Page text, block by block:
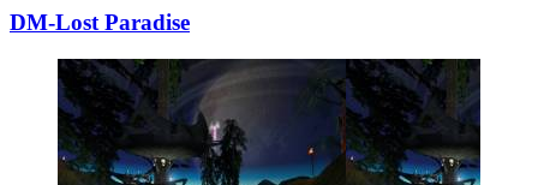
DM-Lost Paradise